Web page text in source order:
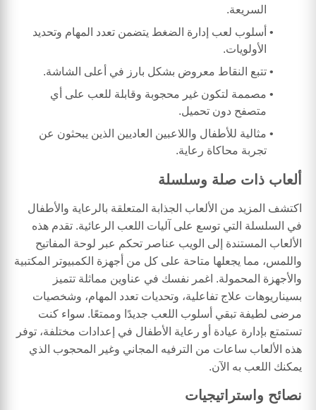
السريعة.
أسلوب لعب إدارة الضغط يتضمن تعدد المهام وتحديد
الأولويات.
تتبع النقاط معروض بشكل بارز في أعلى الشاشة.
مصممة لتكون غير محجوبة وقابلة للعب على أي
متصفح دون تحميل.
مثالية للأطفال واللاعبين العاديين الذين يبحثون عن
تجربة محاكاة رعاية.
ألعاب ذات صلة وسلسلة
اكتشف المزيد من الألعاب الجذابة المتعلقة بالرعاية والأطفال
في السلسلة التي توسع على آليات اللعب الرعائية. تقدم هذه
الألعاب المستندة إلى الويب عناصر تحكم عبر لوحة المفاتيح
واللمس، مما يجعلها متاحة على كل من أجهزة الكمبيوتر المكتبية
والأجهزة المحمولة. اغمر نفسك في عناوين مماثلة تتميز
بسيناريوهات علاج تفاعلية، وتحديات تعدد المهام، وشخصيات
مرضى لطيفة تبقي أسلوب اللعب جديدًا وممتعًا. سواء كنت
تستمتع بإدارة عيادة أو رعاية الأطفال في إعدادات مختلفة، توفر
هذه الألعاب ساعات من الترفيه المجاني وغير المحجوب الذي
يمكنك اللعب به الآن.
نصائح واستراتيجيات